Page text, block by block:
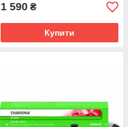
1 590 ₴
Купити